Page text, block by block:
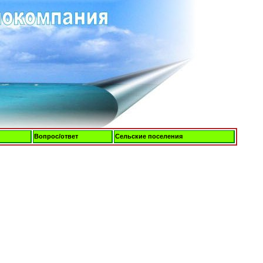
Вопрос/ответ Сельские поселения